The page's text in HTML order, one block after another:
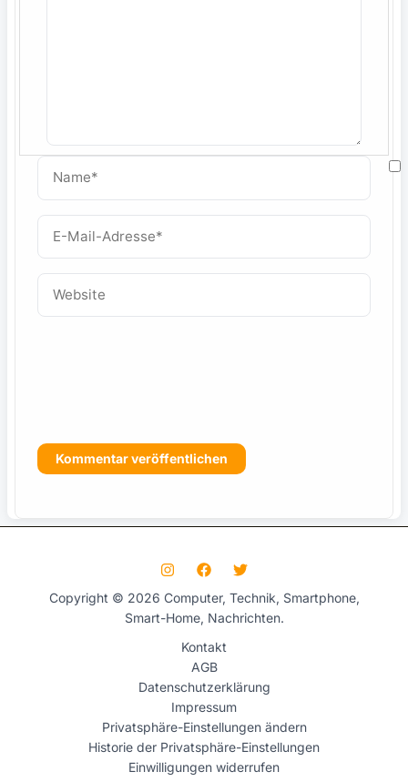
E-
Adresse*
Website
Copyright © 2026 Computer, Technik, Smartphone,
Smart-Home, Nachrichten.
Kontakt
AGB
Datenschutzerklärung
Impressum
Privatsphäre-Einstellungen ändern
Historie der Privatsphäre-Einstellungen
Einwilligungen widerrufen